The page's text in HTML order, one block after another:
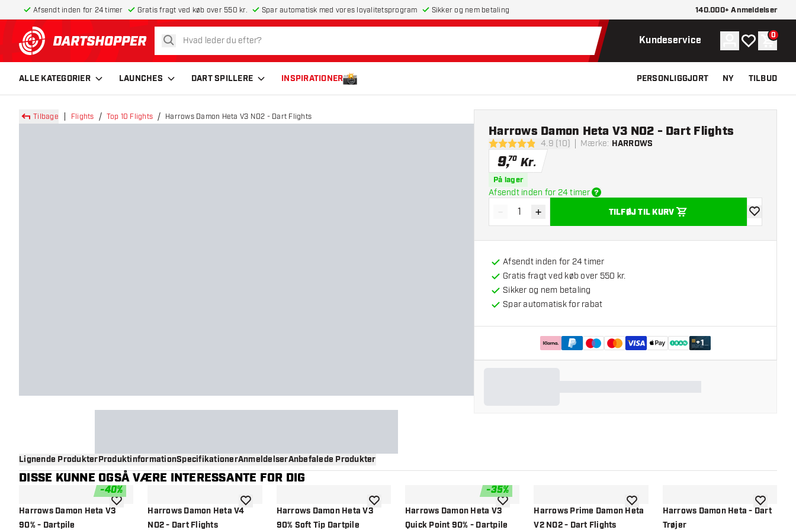
Afsendt inden for 24 timer Gratis fragt ved køb over 550 kr. Spar automatisk med vores loyalitetsprogram Sikker og nem betaling 140.000+ Anmeldelser
tilbage til forsiden
søg Kundeservice Konto
Min 0
ALLE KATEGORIER LAUNCHES DART SPILLERE INSPIRATIONER PERSONLIGGJORT NY TILBUD
Tilbage Flights Top 10 Flights Harrows Damon Heta V3 NO2 - Dart Flights
4.9 bedømmelsesstjerner
4.9 (10) Mærke: HARROWS
Harrows Damon Heta V3 NO2 - Dart Flights
9,70 Kr.
På lager
Afsendt inden for 24 timer
Reducér antal
- Øg antal
+ TILFØJ TIL KURV
tilføje til
Afsendt inden for 24 timer
Gratis fragt ved køb over 550 kr.
Sikker og nem betaling
Spar automatisk for rabat
+1
Lignende ProdukterProduktinformationSpecifikationerAnmeldelserAnbefalede Produkter
DISSE KUNNE OGSÅ VÆRE INTERESSANTE FOR DIG
-40%
Harrows Damon Heta V3
90% - Dartpile
tilføje til ønskelisteHarrows Damon Heta V4
NO2 - Dart Flights
tilføje til ønskelisteHarrows Damon Heta V3
90% Soft Tip Dartpile
tilføje til ønskeliste
-35%
Harrows Damon Heta V3
Quick Point 90% - Dartpile
tilføje til ønskelisteHarrows Prime Damon Heta
V2 NO2 - Dart Flights
tilføje til ønskelisteHarrows Damon Heta - Dart
Trøjer
tilføje til